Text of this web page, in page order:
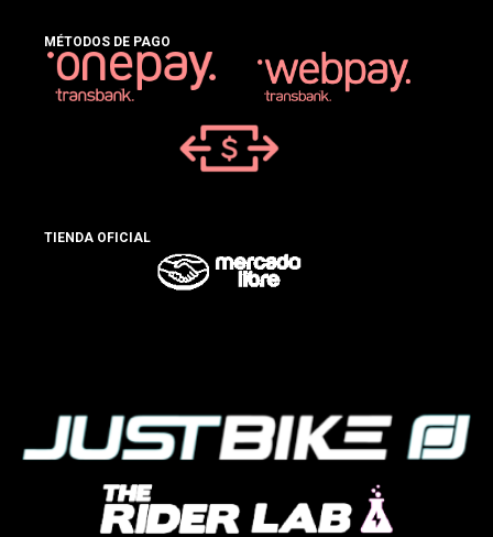
MÉTODOS DE PAGO
TIENDA OFICIAL